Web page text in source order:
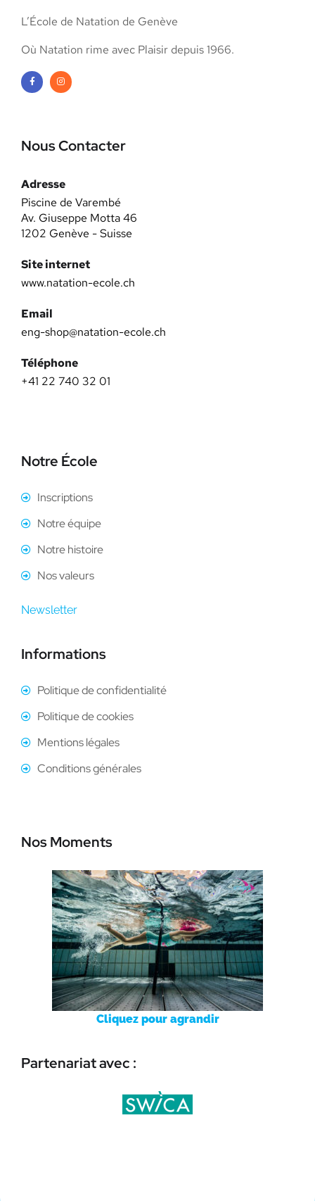
L’École de Natation de Genève
Où Natation rime avec Plaisir depuis 1966.
Nous Contacter
Adresse
Piscine de Varembé
Av. Giuseppe Motta 46
1202 Genève - Suisse
Site internet
www.natation-ecole.ch
Email
eng-shop@natation-ecole.ch
Téléphone
+41 22 740 32 01
Notre École
Inscriptions
Notre équipe
Notre histoire
Nos valeurs
Newsletter
Informations
Politique de confidentialité
Politique de cookies
Mentions légales
Conditions générales
Nos Moments
Cliquez pour agrandir
Partenariat avec :